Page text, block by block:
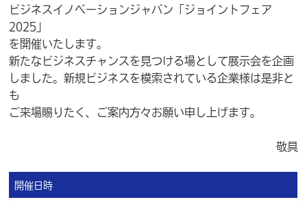
ビジネスイノベーションジャパン「ジョイントフェア
2025」
を開催いたします。
新たなビジネスチャンスを見つける場として展示会を企画
しました。新規ビジネスを模索されている企業様は是非と
も
ご来場賜りたく、ご案内方々お願い申し上げます。
敬具
開催日時